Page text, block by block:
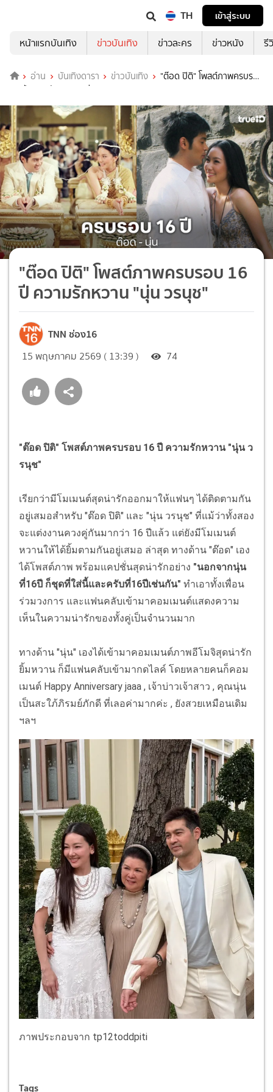
TH
เข้าสู่ระบบ
หน้าแรกบันเทิง
ข่าวบันเทิง ข่าวละคร ข่าวหนัง รี
อ่าน บันเทิงดารา ข่าวบันเทิง
"ต๊อด ปิติ" โพสต์ภาพครบรอบ
16 ปี ความรักหวาน "นุ่น วรนุช"
"ต๊อด ปิติ" โพสต์ภาพครบรอบ 16
ปี ความรักหวาน "นุ่น วรนุช"
TNN ช่อง16
15 พฤษภาคม 2569 ( 13:39 ) 74
"ต๊อด ปิติ" โพสต์ภาพครบรอบ 16 ปี ความรักหวาน "นุ่น ว
รนุช"
เรียกว่ามีโมเมนต์สุดน่ารักออกมาให้แฟนๆ ได้ติดตามกัน
อยู่เสมอสำหรับ "ต๊อด ปิติ" และ "นุ่น วรนุช" ที่แม้ว่าทั้งสอง
จะแต่งงานควงคู่กันมากว่า 16 ปีแล้ว แต่ยังมีโมเมนต์
หวานให้ได้ยิ้มตามกันอยู่เสมอ ล่าสุด ทางด้าน "ต๊อด" เอง
ได้โพสต์ภาพ พร้อมแคปชั่นสุดน่ารักอย่าง "นอกจากนุ่น
ที่16ปี ก็ชุดที่ใส่นี้และครับที่16ปีเช่นกัน" ทำเอาทั้งเพื่อน
ร่วมวงการ และแฟนคลับเข้ามาคอมเมนต์แสดงความ
เห็นในความน่ารักของทั้งคู่เป็นจำนวนมาก
ทางด้าน "นุ่น" เองได้เข้ามาคอมเมนต์ภาพอีโมจิสุดน่ารัก
ยิ้มหวาน ก็มีแฟนคลับเข้ามากดไลค์ โดยหลายคนก็คอม
เมนต์ Happy Anniversary jaaa , เจ้าบ่าวเจ้าสาว , คุณนุ่น
เป็นสะใภ้ภิรมย์ภักดี ที่เลอค่ามากค่ะ , ยังสวยเหมือนเดิม
ฯลฯ
ภาพประกอบจาก tp12toddpiti
Tags